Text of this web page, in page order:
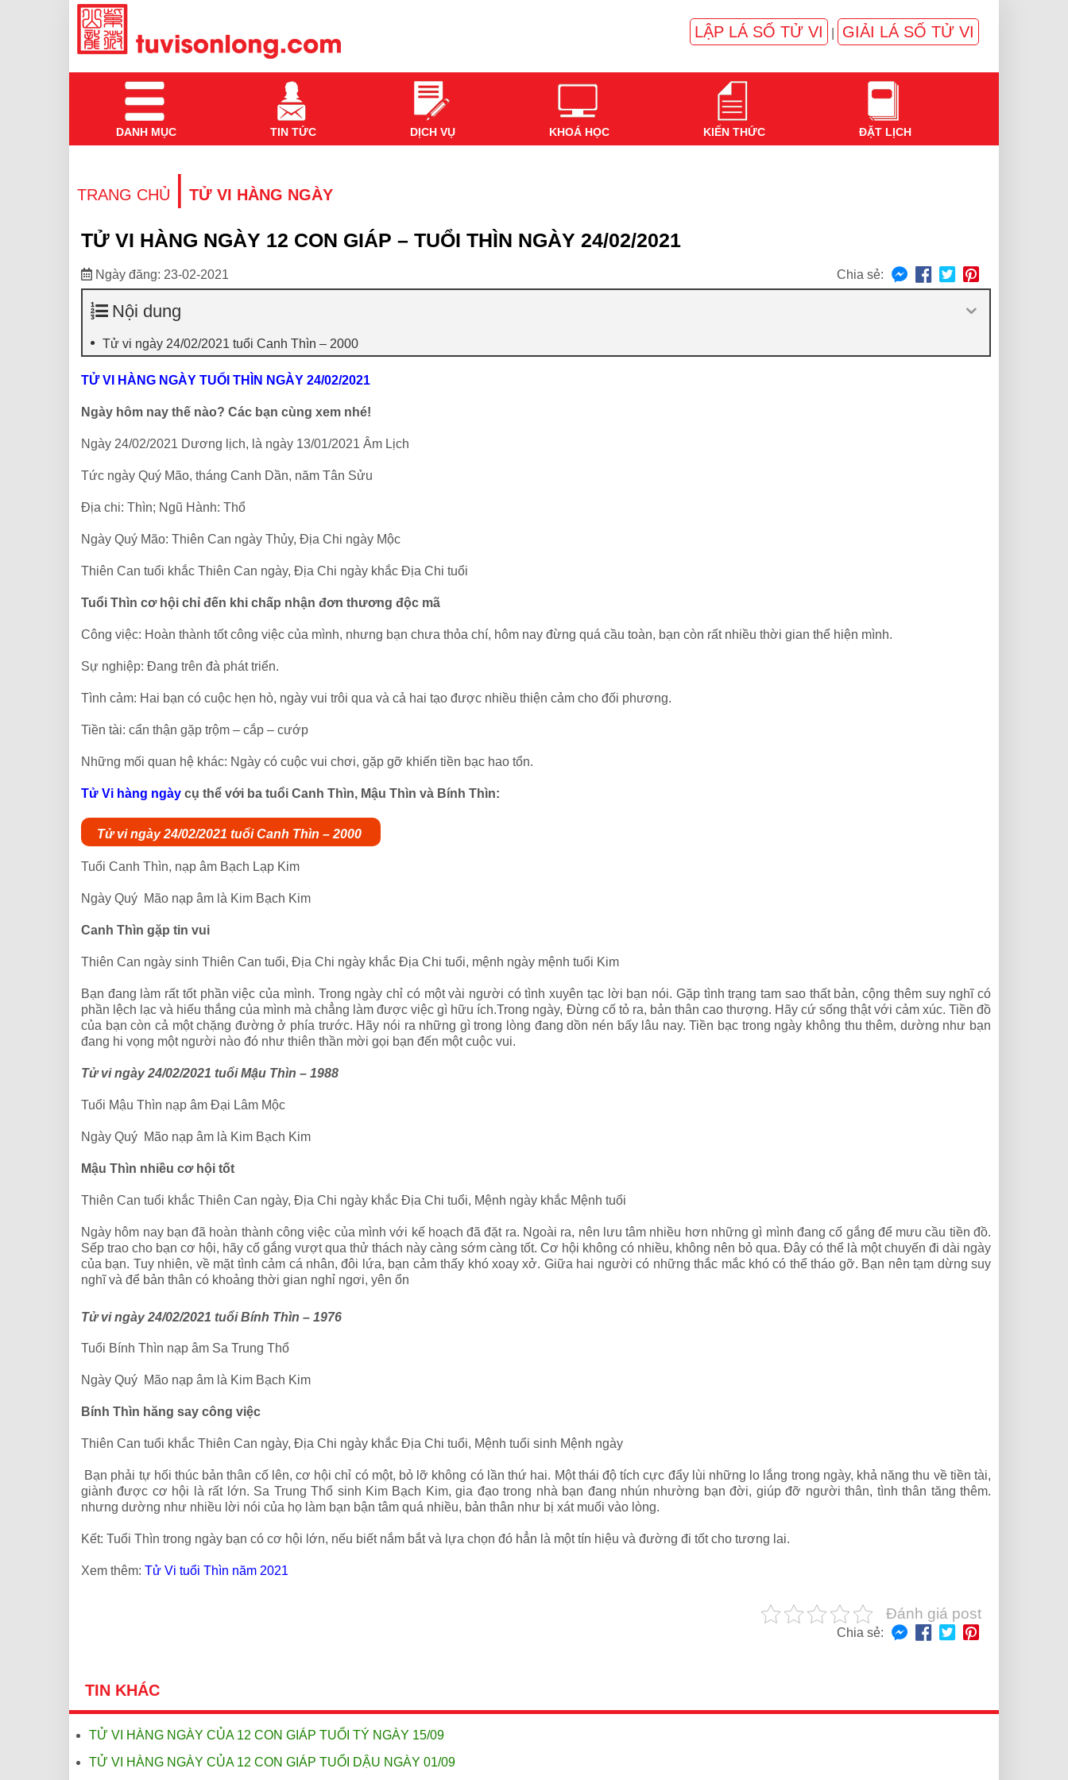
LẬP LÁ SỐ TỬ VI GIẢI LÁ SỐ TỬ VI
DANH MỤC TIN TỨC DỊCH VỤ KHOÁ HỌC KIẾN THỨC ĐẶT LỊCH
TRANG CHỦ | TỬ VI HÀNG NGÀY
TỬ VI HÀNG NGÀY 12 CON GIÁP – TUỔI THÌN NGÀY 24/02/2021
Ngày đăng: 23-02-2021 Chia sẻ:
Nội dung
Tử vi ngày 24/02/2021 tuổi Canh Thìn – 2000
TỬ VI HÀNG NGÀY TUỔI THÌN NGÀY 24/02/2021
Ngày hôm nay thế nào? Các bạn cùng xem nhé!
Ngày 24/02/2021 Dương lịch, là ngày 13/01/2021 Âm Lịch
Tức ngày Quý Mão, tháng Canh Dần, năm Tân Sửu
Địa chi: Thìn; Ngũ Hành: Thổ
Ngày Quý Mão: Thiên Can ngày Thủy, Địa Chi ngày Mộc
Thiên Can tuổi khắc Thiên Can ngày, Địa Chi ngày khắc Địa Chi tuổi
Tuổi Thìn cơ hội chỉ đến khi chấp nhận đơn thương độc mã
Công việc: Hoàn thành tốt công việc của mình, nhưng bạn chưa thỏa chí, hôm nay đừng quá cầu toàn, bạn còn rất nhiều thời gian thể hiện mình.
Sự nghiệp: Đang trên đà phát triển.
Tình cảm: Hai bạn có cuộc hẹn hò, ngày vui trôi qua và cả hai tạo được nhiều thiện cảm cho đối phương.
Tiền tài: cẩn thận gặp trộm – cắp – cướp
Những mối quan hệ khác: Ngày có cuộc vui chơi, gặp gỡ khiến tiền bạc hao tổn.
Tử Vi hàng ngày cụ thể với ba tuổi Canh Thìn, Mậu Thìn và Bính Thìn:
Tử vi ngày 24/02/2021 tuổi Canh Thìn – 2000
Tuổi Canh Thìn, nạp âm Bạch Lạp Kim
Ngày Quý Mão nạp âm là Kim Bạch Kim
Canh Thìn gặp tin vui
Thiên Can ngày sinh Thiên Can tuổi, Địa Chi ngày khắc Địa Chi tuổi, mệnh ngày mệnh tuổi Kim
Bạn đang làm rất tốt phần việc của mình. Trong ngày chỉ có một vài người có tình xuyên tạc lời bạn nói. Gặp tình trạng tam sao thất bản, cộng thêm suy nghĩ có
phần lệch lạc và hiếu thắng của mình mà chẳng làm được việc gì hữu ích.Trong ngày, Đừng cố tỏ ra, bản thân cao thượng. Hãy cứ sống thật với cảm xúc. Tiền đồ
của bạn còn cả một chặng đường ở phía trước. Hãy nói ra những gì trong lòng đang dồn nén bấy lâu nay. Tiền bạc trong ngày không thu thêm, dường như bạn
đang hi vọng một người nào đó như thiên thần mời gọi bạn đến một cuộc vui.
Tử vi ngày 24/02/2021 tuổi Mậu Thìn – 1988
Tuổi Mậu Thìn nạp âm Đại Lâm Mộc
Ngày Quý Mão nạp âm là Kim Bạch Kim
Mậu Thìn nhiều cơ hội tốt
Thiên Can tuổi khắc Thiên Can ngày, Địa Chi ngày khắc Địa Chi tuổi, Mệnh ngày khắc Mệnh tuổi
Ngày hôm nay bạn đã hoàn thành công việc của mình với kế hoạch đã đặt ra. Ngoài ra, nên lưu tâm nhiều hơn những gì mình đang cố gắng để mưu cầu tiền đồ.
Sếp trao cho bạn cơ hội, hãy cố gắng vượt qua thử thách này càng sớm càng tốt. Cơ hội không có nhiều, không nên bỏ qua. Đây có thể là một chuyến đi dài ngày
của bạn. Tuy nhiên, về mặt tình cảm cá nhân, đôi lứa, bạn cảm thấy khó xoay xở. Giữa hai người có những thắc mắc khó có thể tháo gỡ. Bạn nên tạm dừng suy
nghĩ và để bản thân có khoảng thời gian nghỉ ngơi, yên ổn
Tử vi ngày 24/02/2021 tuổi Bính Thìn – 1976
Tuổi Bính Thìn nạp âm Sa Trung Thổ
Ngày Quý Mão nạp âm là Kim Bạch Kim
Bính Thìn hăng say công việc
Thiên Can tuổi khắc Thiên Can ngày, Địa Chi ngày khắc Địa Chi tuổi, Mệnh tuổi sinh Mệnh ngày
Bạn phải tự hối thúc bản thân cố lên, cơ hội chỉ có một, bỏ lỡ không có lần thứ hai. Một thái độ tích cực đẩy lùi những lo lắng trong ngày, khả năng thu về tiền tài,
giành được cơ hội là rất lớn. Sa Trung Thổ sinh Kim Bạch Kim, gia đạo trong nhà bạn đang nhún nhường bạn đời, giúp đỡ người thân, tình thân tăng thêm.
nhưng dường như nhiều lời nói của họ làm bạn bận tâm quá nhiều, bản thân như bị xát muối vào lòng.
Kết: Tuổi Thìn trong ngày bạn có cơ hội lớn, nếu biết nắm bắt và lựa chọn đó hẳn là một tín hiệu và đường đi tốt cho tương lai.
Xem thêm: Tử Vi tuổi Thìn năm 2021
Đánh giá post
Chia sẻ:
TIN KHÁC
TỬ VI HÀNG NGÀY CỦA 12 CON GIÁP TUỔI TÝ NGÀY 15/09
TỬ VI HÀNG NGÀY CỦA 12 CON GIÁP TUỔI DẬU NGÀY 01/09